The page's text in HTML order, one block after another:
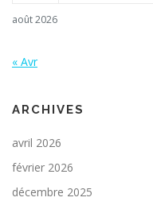
août 2026
« Avr
ARCHIVES
avril 2026
février 2026
décembre 2025